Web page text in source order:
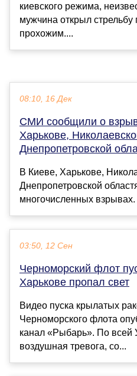
киевского режима,
мужчина открыл
прохожим....
08:10, 16 Дек
СМИ сообщили о
Харькове,
Днепропетровской
В Киеве, Харькове,
Днепропетровской
многочисленных
03:50, 12 Сен
Черноморский флот
Харькове пропал свет
Видео пуска крылатых
Черноморского флота
канал «Рыбарь». По всей
воздушная тревога, со...